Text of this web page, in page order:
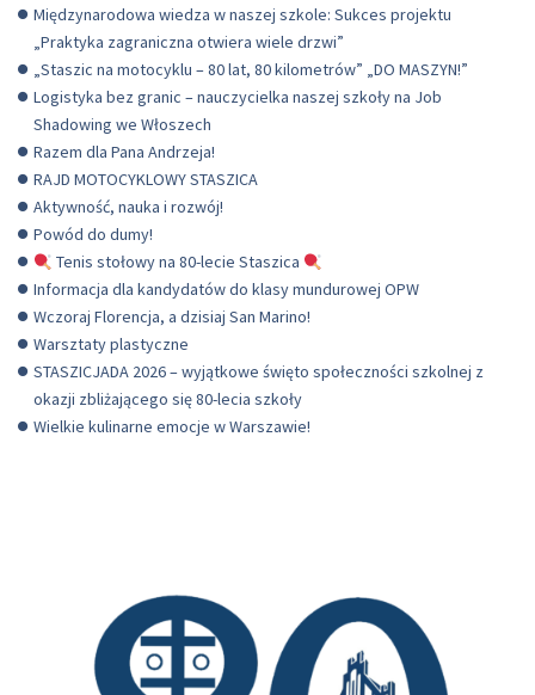
Międzynarodowa wiedza w naszej szkole: Sukces projektu
„Praktyka zagraniczna otwiera wiele drzwi”
„Staszic na motocyklu – 80 lat, 80 kilometrów” „DO MASZYN!”
Logistyka bez granic – nauczycielka naszej szkoły na Job
Shadowing we Włoszech
Razem dla Pana Andrzeja!
RAJD MOTOCYKLOWY STASZICA
Aktywność, nauka i rozwój!
Powód do dumy!
Tenis stołowy na 80-lecie Staszica
Informacja dla kandydatów do klasy mundurowej OPW
Wczoraj Florencja, a dzisiaj San Marino!
Warsztaty plastyczne
STASZICJADA 2026 – wyjątkowe święto społeczności szkolnej z
okazji zbliżającego się 80-lecia szkoły
Wielkie kulinarne emocje w Warszawie!